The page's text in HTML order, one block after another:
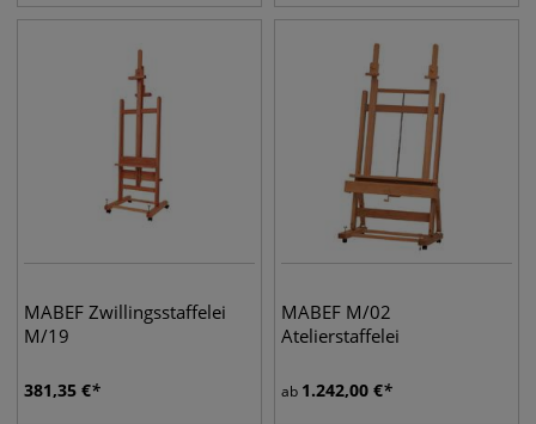
MABEF Zwillingsstaffelei
M/19
381,35 €
MABEF M/02
Atelierstaffelei
ab 1.242,00 €